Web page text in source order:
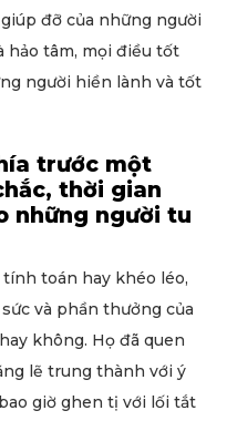
đỡ của những người
hảo tâm, mọi điều tốt
người hiền lành và tốt
trước một
thời gian
những người tu
toán hay khéo léo,
và phần thưởng của
không. Họ đã quen
lẽ trung thành với ý
giờ ghen tị với lối tắt